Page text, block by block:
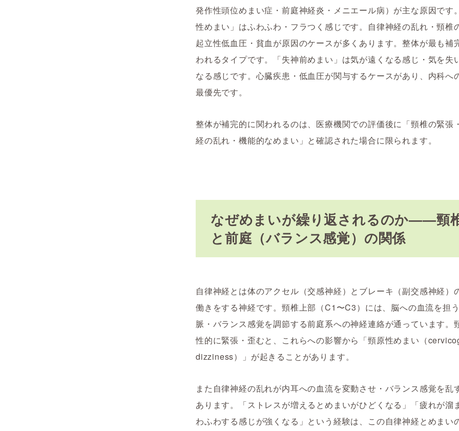
発作性頭位めまい症・前庭神経炎・メニエール病）が主な原因です
性めまい」はふわふわ・フラつく感じです。自律神経の乱れ・頸椎
起立性低血圧・貧血が原因のケースが多くあります。整体が最も補
われるタイプです。「失神前めまい」は気が遠くなる感じ・気を失
なる感じです。心臓疾患・低血圧が関与するケースがあり、内科へ
最優先です。
整体が補完的に関われるのは、医療機関での評価後に「頸椎の緊張
経の乱れ・機能的なめまい」と確認された場合に限られます。
なぜめまいが繰り返されるのか——頸
と前庭（バランス感覚）の関係
自律神経とは体のアクセル（交感神経）とブレーキ（副交感神経）
働きをする神経です。頸椎上部（C1〜C3）には、脳への血流を担
脈・バランス感覚を調節する前庭系への神経連絡が通っています。
性的に緊張・歪むと、これらへの影響から「頸原性めまい（
dizziness）」が起きることがあります。
また自律神経の乱れが内耳への血流を変動させ・バランス感覚を乱
あります。「ストレスが増えるとめまいがひどくなる」「疲れが溜
わふわする感じが強くなる」という経験は、この自律神経とめまい